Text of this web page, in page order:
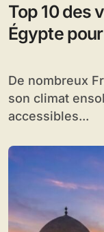
Top 10 des
Égypte
De nombreux Français choisissent l’Égypte pour
son climat
accessibles...